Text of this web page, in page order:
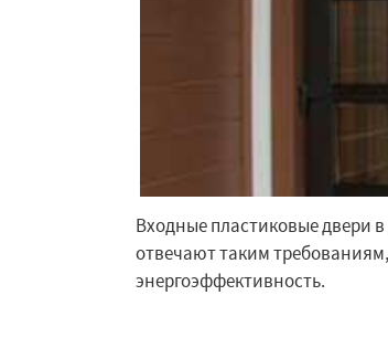
Входные пластиковые двери
отвечают таким
энергоэффективность.